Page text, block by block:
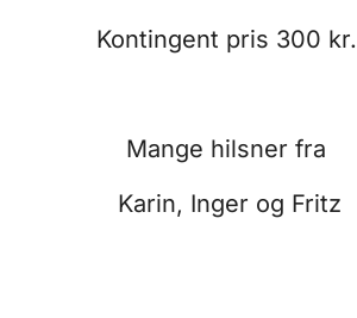
Kontingent pris 300 kr.
Mange hilsner fra
Karin, Inger og Fritz